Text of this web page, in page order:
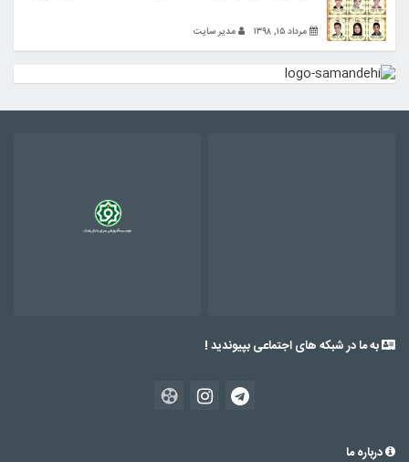
مرداد ۱۵, ۱۳۹۸ مدیر سایت
به ما در شبکه های اجتماعی بپیوندید !
درباره ما